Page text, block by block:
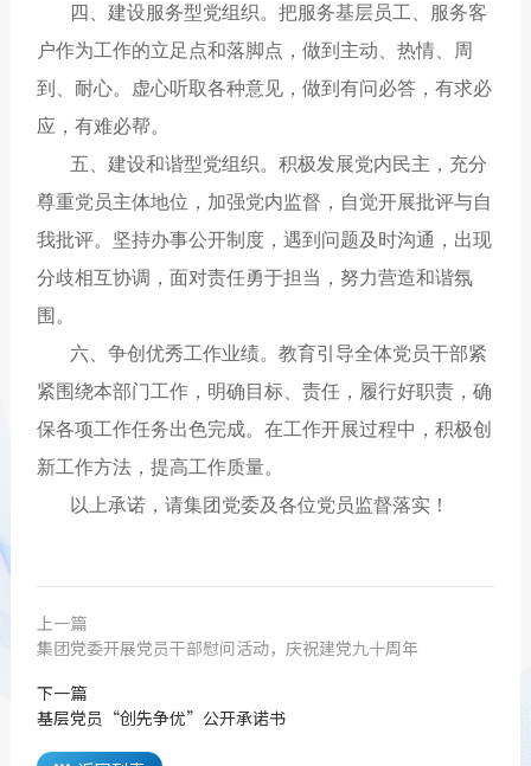
四、建设服务型党组织。把服务基层员工、服务客
户作为工作的立足点和落脚点，做到主动、热情、周
到、耐心。虚心听取各种意见，做到有问必答，有求必
应，有难必帮。
五、建设和谐型党组织。积极发展党内民主，充分
尊重党员主体地位，加强党内监督，自觉开展批评与自
我批评。坚持办事公开制度，遇到问题及时沟通，出现
分歧相互协调，面对责任勇于担当，努力营造和谐氛
围。
六、争创优秀工作业绩。教育引导全体党员干部紧
紧围绕本部门工作，明确目标、责任，履行好职责，确
保各项工作任务出色完成。在工作开展过程中，积极创
新工作方法，提高工作质量。
以上承诺，请集团党委及各位党员监督落实！
上一篇
集团党委开展党员干部慰问活动，庆祝建党九十周年
下一篇
基层党员“创先争优”公开承诺书